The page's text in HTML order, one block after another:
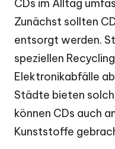
CDs im Alltag
Zunächst sollten
entsorgt werden.
speziellen
Elektronikabfälle
Städte bieten
können CDs auch
Kunststoffe